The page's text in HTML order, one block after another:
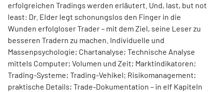
erfolgreichen Tradings werden erläutert. Und, last, but not
least: Dr. Elder legt schonungslos den Finger in die
Wunden erfolgloser Trader – mit dem Ziel, seine Leser zu
besseren Tradern zu machen. Individuelle und
Massenpsychologie; Chartanalyse; Technische Analyse
mittels Computer; Volumen und Zeit; Marktindikatoren;
Trading-Systeme; Trading-Vehikel; Risikomanagement;
praktische Details; Trade-Dokumentation – in elf Kapiteln